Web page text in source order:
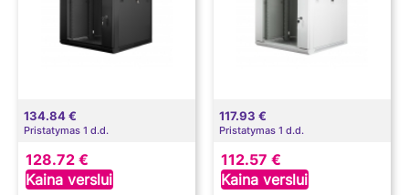
134.84 €
Pristatymas 1 d.d.
128.72 €
Kaina verslui
117.93 €
Pristatymas 1 d.d.
112.57 €
Kaina verslui